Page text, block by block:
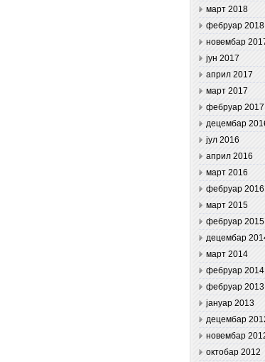
март 2018
фебруар 2018
новембар
јун 2017
април 2017
март 2017
фебруар 2017
децембар
јул 2016
април 2016
март 2016
фебруар 2016
март 2015
фебруар 2015
децембар
март 2014
фебруар 2014
фебруар 2013
јануар 2013
децембар
новембар
октобар 2012